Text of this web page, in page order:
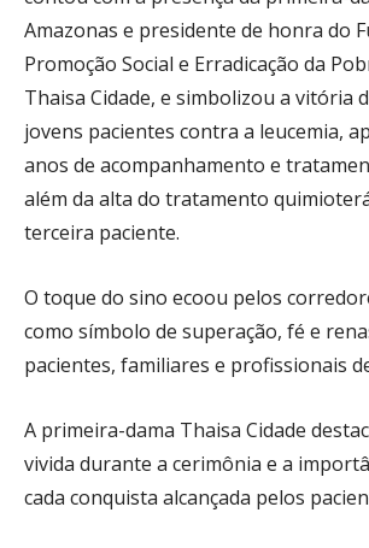
Amazonas e presidente de honra do
Promoção Social e Erradicação da
Thaisa Cidade, e simbolizou a vitória
jovens pacientes contra a leucemia,
anos de acompanhamento e
além da alta do tratamento
terceira paciente.
O toque do sino ecoou pelos
como símbolo de superação, fé e
pacientes, familiares e profissionais
A primeira-dama Thaisa Cidade
vivida durante a cerimônia e a
cada conquista alcançada pelos